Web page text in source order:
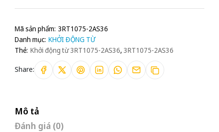
Mã sản phẩm: 3RT1075-2AS36
Danh mục: KHỞI ĐỘNG TỪ
Thẻ: Khởi động từ 3RT1075-2AS36, 3RT1075-2AS36
Share:
Mô tả
Đánh giá (0)